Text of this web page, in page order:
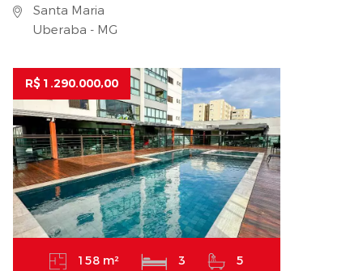
Santa Maria
Uberaba - MG
R$ 1.290.000,00
158 m² 3 5